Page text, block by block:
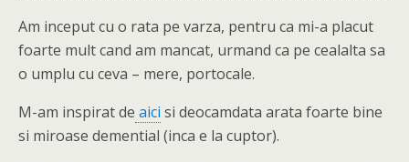
Am inceput cu o rata pe varza, pentru ca mi-a placut
foarte mult cand am mancat, urmand ca pe cealalta sa
o umplu cu ceva – mere, portocale.
M-am inspirat de aici si deocamdata arata foarte bine
si miroase demential (inca e la cuptor).